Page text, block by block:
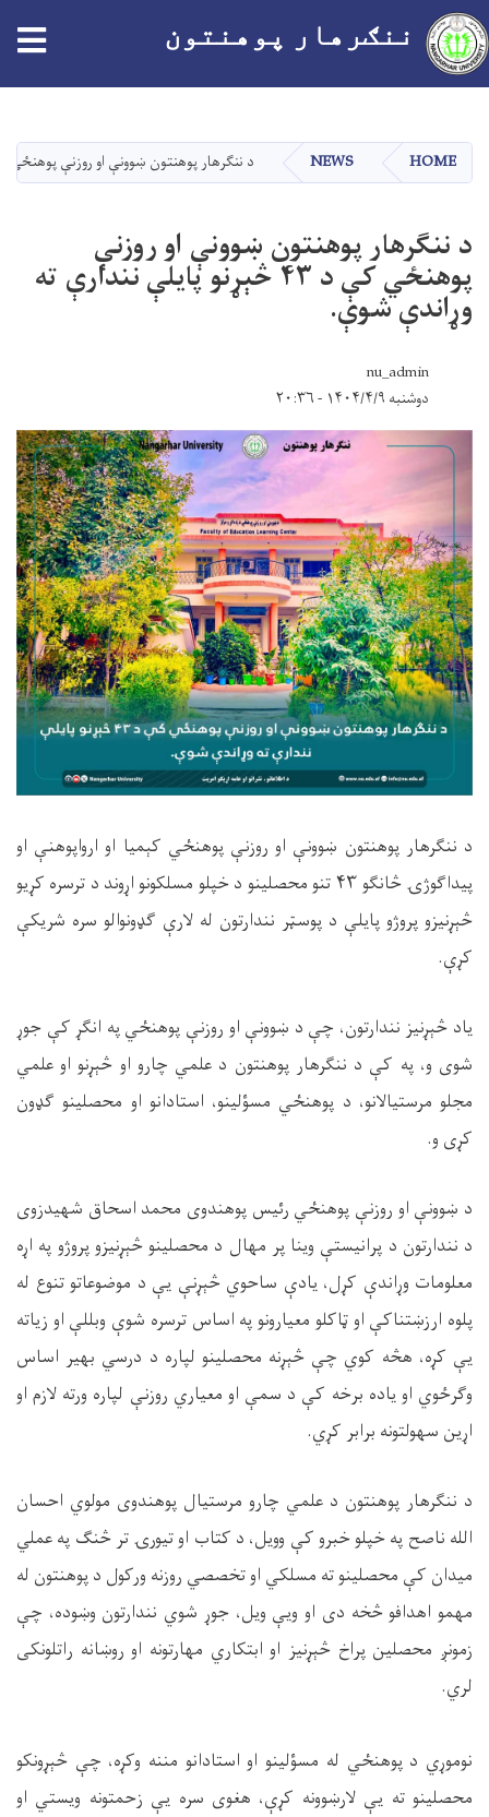
دانګل
ننګرهار پوهنتون
HOME
NEWS د ننګرهار پوهنتون ښوونې او روزنې پوهنځي کې د ۴۳ څېړنو پایلې نندارې ته
د ننګرهار پوهنتون ښوونې او روزنې
پوهنځي کې د ۴۳ څېړنو پایلې نندارې ته
وړاندې شوې.
nu_admin
دوشنبه ۱۴۰۴/۴/۹ - ۲۰:۳۶
د ننګرهار پوهنتون ښوونې او روزنې پوهنځي کېمیا او ارواپوهنې او
پیداګوژۍ څانګو ۴۳ تنو محصلینو د خپلو مسلکونو اړوند د ترسره کړیو
څېړنیزو پروژو پایلې د پوسټر نندارتون له لارې ګډونوالو سره شریکې
کړې.
یاد څېړنیز نندارتون، چې د ښوونې او روزنې پوهنځي په انګړ کې جوړ
شوی و، په کې د ننګرهار پوهنتون د علمي چارو او څېړنو او علمي
مجلو مرستیالانو، د پوهنځي مسؤلینو، استادانو او محصلینو ګډون
کړی و.
د ښوونې او روزنې پوهنځي رئیس پوهندوی محمد اسحاق شهیدزوی
د نندارتون د پرانیستې وینا پر مهال د محصلینو څېړنیزو پروژو په اړه
معلومات وړاندې کړل، یادې ساحوي څېړنې یې د موضوعاتو تنوع له
پلوه ارزښتناکې او ټاکلو معیارونو په اساس ترسره شوې وبللې او زیاته
یې کړه، هڅه کوي چې څېړنه محصلینو لپاره د درسي بهیر اساس
وګرځوي او یاده برخه کې د سمې او معیاري روزنې لپاره ورته لازم او
اړین سهولتونه برابر کړي.
د ننګرهار پوهنتون د علمي چارو مرستیال پوهندوی مولوي احسان
الله ناصح په خپلو خبرو کې وویل، د کتاب او تیورۍ تر څنګ په عملي
میدان کې محصلینو ته مسلکي او تخصصي روزنه ورکول د پوهنتون له
مهمو اهدافو څخه دی او ویې ویل، جوړ شوي نندارتون وښوده، چې
زمونږ محصلین پراخ څېړنیز او ابتکاري مهارتونه او روښانه راتلونکی
لري.
نوموړي د پوهنځي له مسؤلینو او استادانو مننه وکړه، چې څېړونکو
محصلینو ته یې لارښوونه کړې، هغوی سره یې زحمتونه ویستي او